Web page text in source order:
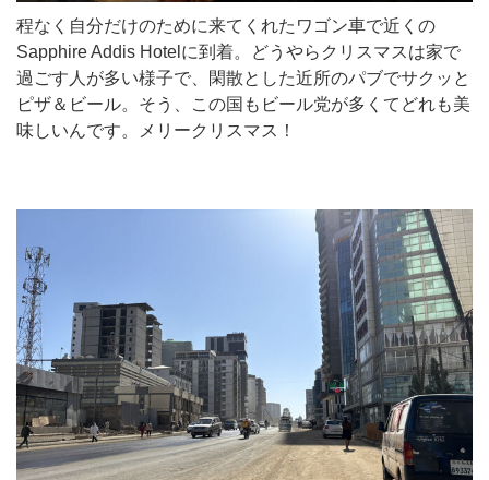
程なく自分だけのために来てくれたワゴン車で近くの
Sapphire Addis Hotelに到着。どうやらクリスマスは家で
過ごす人が多い様子で、閑散とした近所のパブでサクッと
ピザ＆ビール。そう、この国もビール党が多くてどれも美
味しいんです。メリークリスマス！